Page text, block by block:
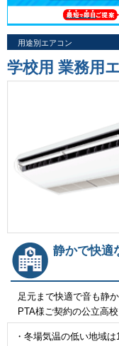
用途別エアコン
学校用 業務用
静かで快適
足元まで快適で音も静
PTA様ご契約の公立高
・冬場気温の低い地域